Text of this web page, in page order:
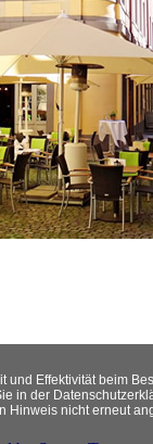
und Effektivität beim
in der
Hinweis nicht erneut